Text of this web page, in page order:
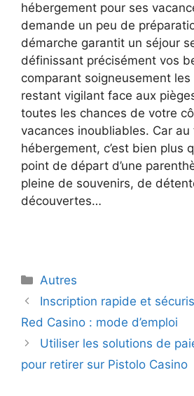
hébergement pour ses
demande un peu de
démarche garantit un séjour
définissant précisément vos
comparant soigneusement
restant vigilant face aux
toutes les chances de votre
vacances inoubliables. Car au
hébergement, c’est bien plus
point de départ d’une
pleine de souvenirs, de
découvertes…
Catégories
Autres
Inscription rapide et
Red Casino : mode d’emploi
Utiliser les solutions de
pour retirer sur Pistolo Casino